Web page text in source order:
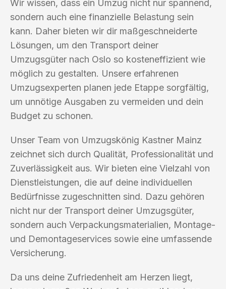
Wir wissen, dass ein Umzug nicht nur spannend,
sondern auch eine finanzielle Belastung sein
kann. Daher bieten wir dir maßgeschneiderte
Lösungen, um den Transport deiner
Umzugsgüter nach Oslo so kosteneffizient wie
möglich zu gestalten. Unsere erfahrenen
Umzugsexperten planen jede Etappe sorgfältig,
um unnötige Ausgaben zu vermeiden und dein
Budget zu schonen.
Unser Team von Umzugskönig Kastner Mainz
zeichnet sich durch Qualität, Professionalität und
Zuverlässigkeit aus. Wir bieten eine Vielzahl von
Dienstleistungen, die auf deine individuellen
Bedürfnisse zugeschnitten sind. Dazu gehören
nicht nur der Transport deiner Umzugsgüter,
sondern auch Verpackungsmaterialien, Montage-
und Demontageservices sowie eine umfassende
Versicherung.
Da uns deine Zufriedenheit am Herzen liegt,